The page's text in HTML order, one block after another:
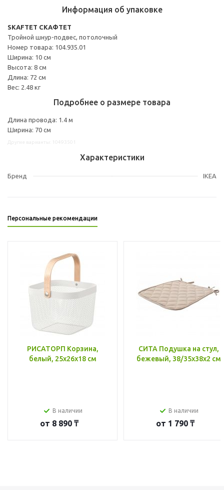
Информация об упаковке
SKAFTET СКАФТЕТ
Тройной шнур-подвес, потолочный
Номер товара: 104.935.01
Ширина: 10 см
Высота: 8 см
Длина: 72 см
Вес: 2.48 кг
Подробнее о размере товара
Длина провода: 1.4 м
Ширина: 70 см
Характеристики
Бренд IKEA
Персональные рекомендации
РИСАТОРП Корзина,
белый, 25x26x18 см
В наличии
от 8 890 ₸
СИТА Подушка на стул,
бежевый, 38/35x38x2 см
В наличии
от 1 790 ₸